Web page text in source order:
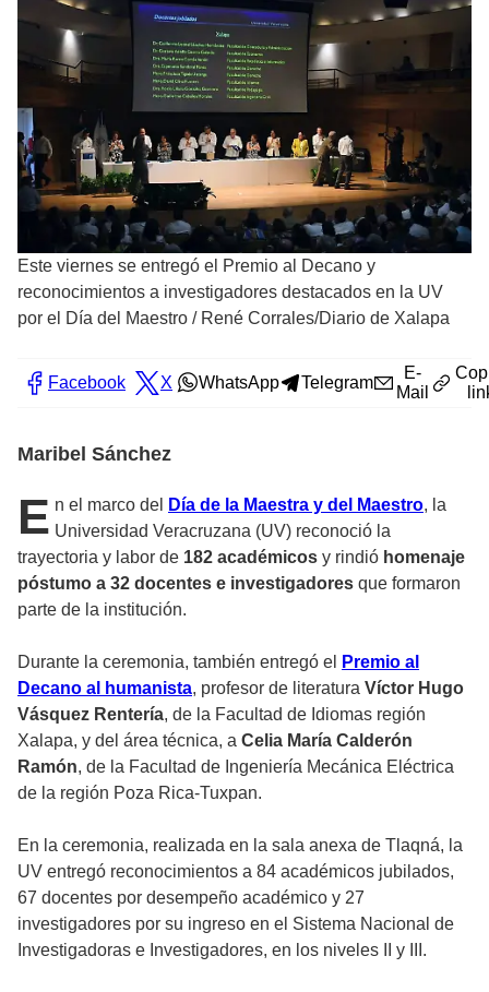
Este viernes se entregó el Premio al Decano y
reconocimientos a investigadores destacados en la UV
por el Día del Maestro / René Corrales/Diario de Xalapa
Facebook X WhatsApp Telegram
E-
Mail
Maribel Sánchez
E n el marco del Día de la Maestra y del Maestro, la
Universidad Veracruzana (UV) reconoció la
trayectoria y labor de 182 académicos y rindió homenaje
póstumo a 32 docentes e investigadores que formaron
parte de la institución.
Durante la ceremonia, también entregó el
Premio al
Decano al humanista, profesor de literatura Víctor Hugo
Vásquez Rentería, de la Facultad de Idiomas región
Xalapa, y del área técnica, a Celia María Calderón
Ramón, de la Facultad de Ingeniería Mecánica Eléctrica
de la región Poza Rica-Tuxpan.
En la ceremonia, realizada en la sala anexa de Tlaqná, la
UV entregó reconocimientos a 84 académicos jubilados,
67 docentes por desempeño académico y 27
investigadores por su ingreso en el Sistema Nacional de
Investigadoras e Investigadores, en los niveles II y III.